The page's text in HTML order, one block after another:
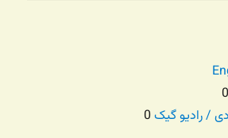
/ رادیو گیک